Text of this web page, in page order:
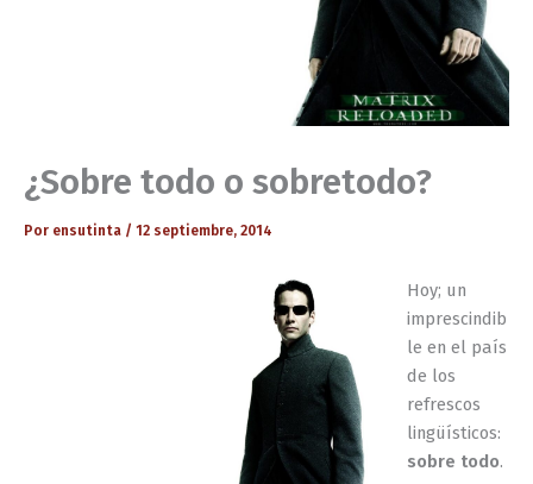
¿Sobre todo o sobretodo?
Por ensutinta / 12 septiembre, 2014
Hoy; un
imprescindib
le en el país
de los
refrescos
lingüísticos:
sobre todo.